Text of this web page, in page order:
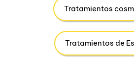
Tratamientos
Tratamientos de